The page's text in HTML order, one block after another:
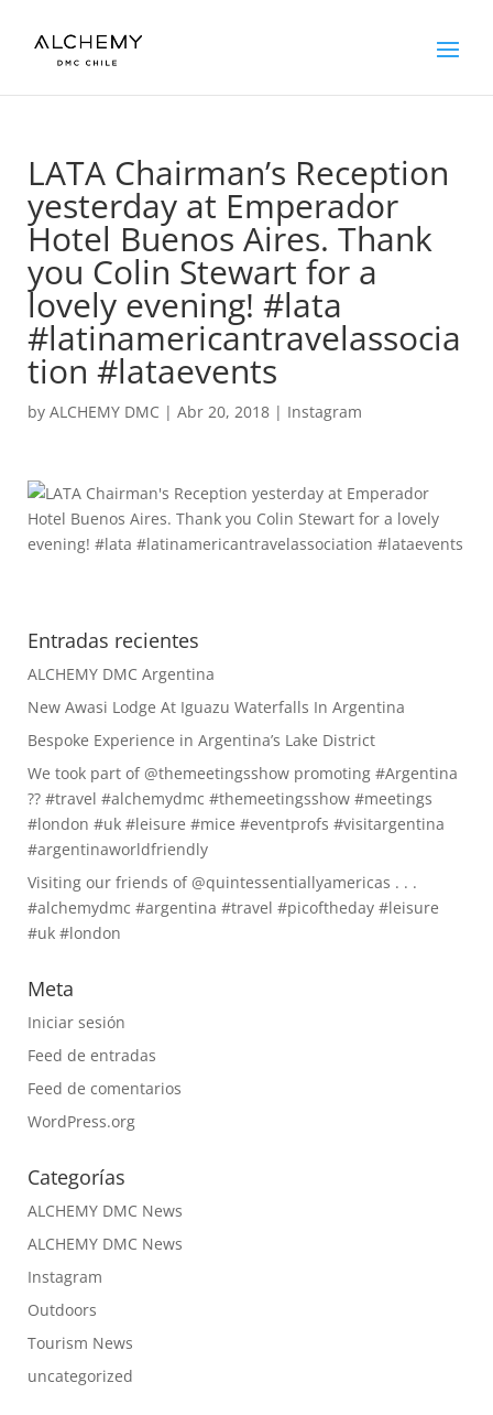
LATA Chairman’s Reception
yesterday at Emperador
Hotel Buenos Aires. Thank
you Colin Stewart for a
lovely evening! #lata
#latinamericantravelassocia
tion #lataevents
by ALCHEMY DMC | Abr 20, 2018| Instagram
Entradas recientes
ALCHEMY DMC Argentina
New Awasi Lodge At Iguazu Waterfalls In Argentina
Bespoke Experience in Argentina’s Lake District
We took part of @themeetingsshow promoting #Argentina
?? #travel #alchemydmc #themeetingsshow #meetings
#london #uk #leisure #mice #eventprofs #visitargentina
#argentinaworldfriendly
Visiting our friends of @quintessentiallyamericas . . .
#alchemydmc #argentina #travel #picoftheday #leisure
#uk #london
Meta
Iniciar sesión
Feed de entradas
Feed de comentarios
WordPress.org
Categorías
ALCHEMY DMC News
ALCHEMY DMC News
Instagram
Outdoors
Tourism News
uncategorized